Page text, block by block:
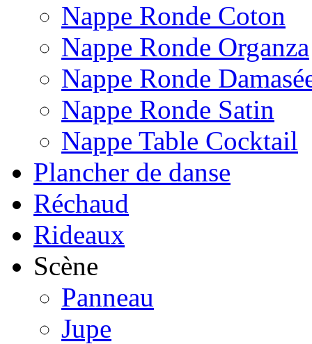
Nappe Ronde Coton
Nappe Ronde Organza
Nappe Ronde
Nappe Ronde Satin
Nappe Table Cocktail
Plancher de danse
Réchaud
Rideaux
Scène
Panneau
Jupe